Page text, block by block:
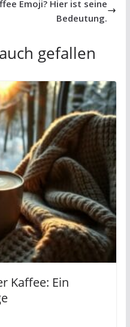
Emoji? Hier ist seine
Bedeutung.
gefallen
Kaffee: Ein